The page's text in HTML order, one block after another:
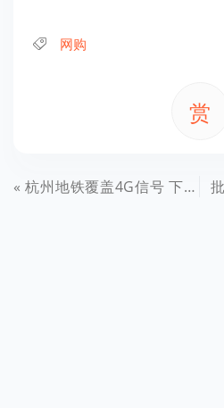
网购
赏
杭州地铁覆盖4G信号 下载800M电影仅用2分钟